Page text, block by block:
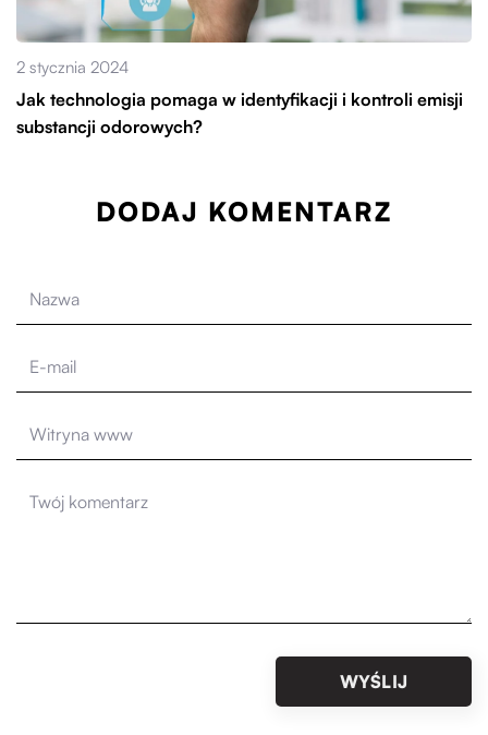
2 stycznia 2024
Jak technologia pomaga w identyfikacji i kontroli emisji
substancji odorowych?
DODAJ KOMENTARZ